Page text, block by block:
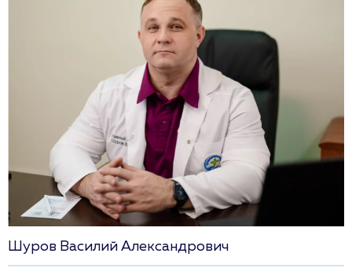
Шуров Василий Александрович